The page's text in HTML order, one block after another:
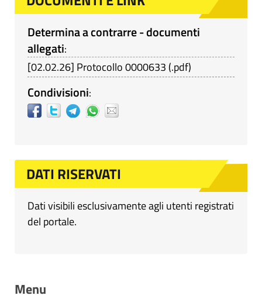
Determina a contrarre - documenti
allegati:
[02.02.26] Protocollo 0000633 (.pdf)
Condivisioni:
DATI RISERVATI
Dati visibili esclusivamente agli utenti registrati
del portale.
Menu